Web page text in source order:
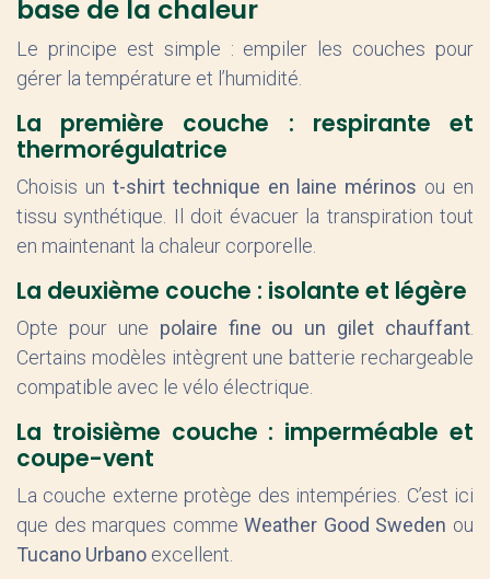
base de la chaleur
Le principe est simple : empiler les couches pour
gérer la température et l’humidité.
La première couche : respirante et
thermorégulatrice
Choisis un t-shirt technique en laine mérinos ou en
tissu synthétique. Il doit évacuer la transpiration tout
en maintenant la chaleur corporelle.
La deuxième couche : isolante et légère
Opte pour une polaire fine ou un gilet chauffant
Certains modèles intègrent une batterie rechargeable
compatible avec le vélo électrique.
La troisième couche : imperméable et
coupe-vent
La couche externe protège des intempéries. C’est ici
que des marques commeWeather Good Sweden ou
Tucano Urbano excellent.